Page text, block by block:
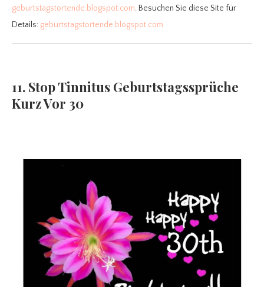
geburtstagstortende.blogspot.com. Besuchen Sie diese Site für
Details: geburtstagstortende.blogspot.com
11. Stop Tinnitus Geburtstagssprüche
Kurz Vor 30